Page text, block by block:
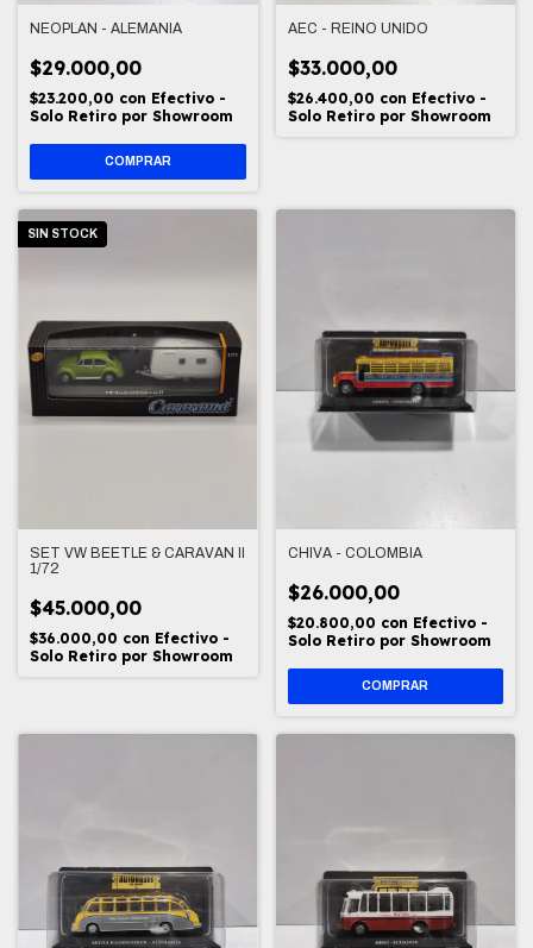
NEOPLAN - ALEMANIA
$29.000,00
$23.200,00 con Efectivo -
Solo Retiro por Showroom
COMPRAR
AEC - REINO UNIDO
$33.000,00
$26.400,00 con Efectivo -
Solo Retiro por Showroom
SIN STOCK
SET VW BEETLE & CARAVAN II
1/72
$45.000,00
$36.000,00 con Efectivo -
Solo Retiro por Showroom
CHIVA - COLOMBIA
$26.000,00
$20.800,00 con Efectivo -
Solo Retiro por Showroom
COMPRAR